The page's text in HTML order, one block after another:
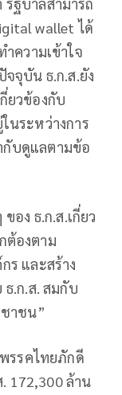
ฐบาลสามารถ
wallet ได้
ความเข้าใจ
จุบัน ธ.ก.ส.ยัง
ยวข้องกับ
นระหว่างการ
กับดูแลตามข้อ
อง ธ.ก.ส.เกี่ยว
ต้องตาม
ร และสร้าง
.ก.ส. สมกับ
าชน”
รรคไทยภักดี
172,300 ล้าน